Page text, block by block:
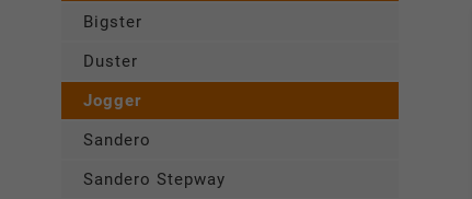
Bigster
Duster
Jogger
Sandero
Sandero Stepway